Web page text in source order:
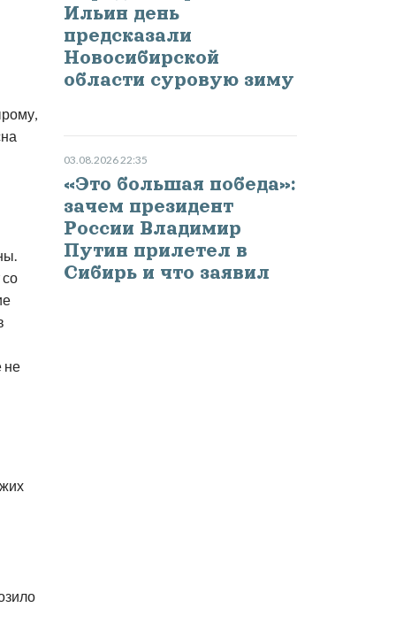
не
Ильин день
предсказали
Новосибирской
области суровую зиму
03.08.2026 22:35
«Это большая победа»:
зачем президент
России Владимир
Путин прилетел в
Сибирь и что заявил